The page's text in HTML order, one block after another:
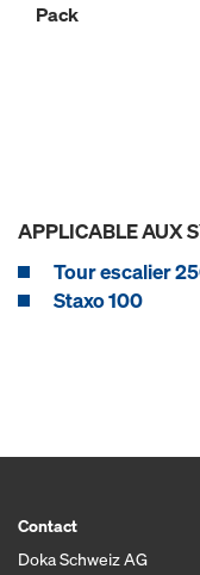
Pack
APPLICABLE AUX
Tour escalier
Staxo 100
Contact
Doka Schweiz AG